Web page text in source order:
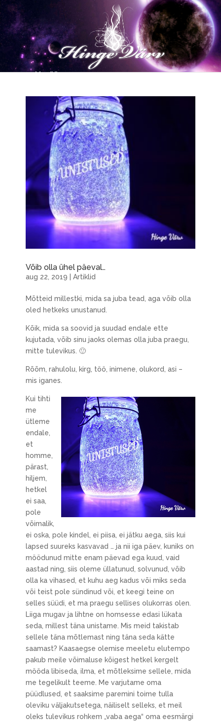
Võib olla ühel päeval…
aug 22, 2019 | Artiklid
Mõtteid millestki, mida sa juba tead, aga võib olla
oled hetkeks unustanud.
Kõik, mida sa soovid ja suudad endale ette
kujutada, võib sinu jaoks olemas olla juba praegu,
mitte tulevikus. 🙂
Rõõm, rahulolu, kirg, töö, inimene, olukord, asi –
mis iganes.
Kui tihti
me
ütleme
endale,
et
homme,
pärast,
hiljem,
hetkel
ei saa,
pole
võimalik,
ei oska, pole kindel, ei piisa, ei jätku aega, siis kui
lapsed suureks kasvavad … ja nii iga päev, kuniks on
möödunud mitte enam päevad ega kuud, vaid
aastad ning, siis oleme üllatunud, solvunud, võib
olla ka vihased, et kuhu aeg kadus või miks seda
või teist pole sündinud või, et keegi teine on
selles süüdi, et ma praegu sellises olukorras olen.
Liiga mugav ja lihtne on homsesse edasi lükata
seda, millest täna unistame. Mis meid takistab
sellele täna mõtlemast ning täna seda kätte
saamast? Kaasaegse olemise meeletu elutempo
pakub meile võimaluse kõigest hetkel kergelt
mööda libiseda, ilma, et mõtleksime sellele, mida
me tegelikult teeme. Me varjutame oma
püüdlused, et saaksime paremini toime tulla
oleviku väljakutsetega, näiliselt selleks, et meil
oleks tulevikus rohkem „vaba aega“ oma eesmärgi